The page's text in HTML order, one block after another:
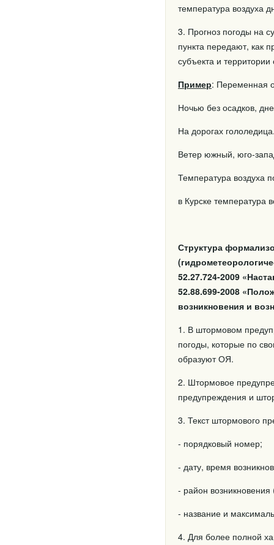
температура воздуха
3. Прогноз погоды на
пункта передают, как
субъекта и
Пример: Переменная
Ночью без осадков,
На дорогах
Ветер южный, юго-
Температура воздуха
в Курске температура
Структура
52.27.724-2009
52.88.699-2008
возникновения и
1. В штормовом
погоды, которые по
образуют ОЯ.
2. Штормовое
предупреждения и
3. Текст штормового
- порядковый номер;
- дату, время
- район
- название и
4. Для более полной